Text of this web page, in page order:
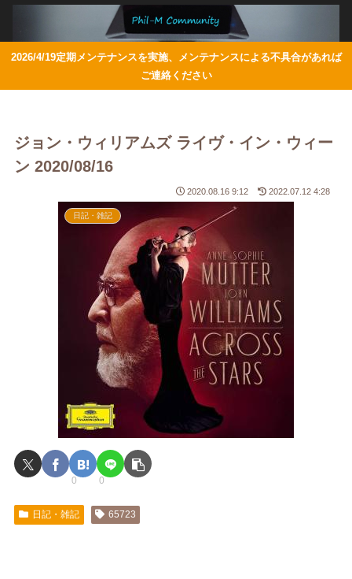
2026/4/19定期メンテナンスを実施、メンテナンスによる不具合があれば
ご連絡ください
ジョン・ウィリアムズ ライヴ・イン・ウィー
ン 2020/08/16
2020.08.16 9:12 2022.07.12 4:28
日記・雑記
0 0
日記・雑記 65723